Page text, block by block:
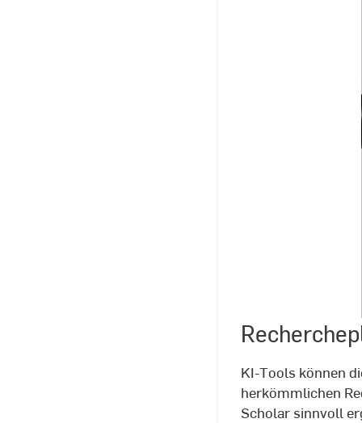
KI-Tools können
herkömmlichen
Scholar sinnvoll